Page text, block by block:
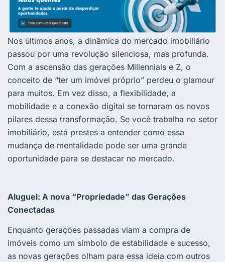
Nos últimos anos, a dinâmica do mercado imobiliário
passou por uma revolução silenciosa, mas profunda.
Com a ascensão das gerações Millennials e Z, o
conceito de “ter um imóvel próprio” perdeu o glamour
para muitos. Em vez disso, a flexibilidade, a
mobilidade e a conexão digital se tornaram os novos
pilares dessa transformação. Se você trabalha no setor
imobiliário, está prestes a entender como essa
mudança de mentalidade pode ser uma grande
oportunidade para se destacar no mercado.
Aluguel: A nova “Propriedade” das Gerações
Conectadas
Enquanto gerações passadas viam a compra de
imóveis como um símbolo de estabilidade e sucesso,
as novas gerações olham para essa ideia com outros